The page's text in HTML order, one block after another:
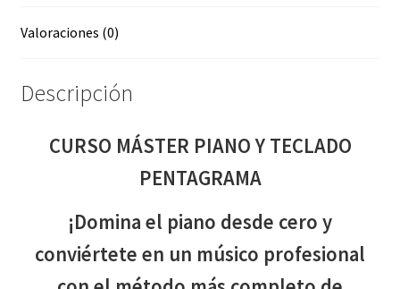
Valoraciones (0)
Descripción
CURSO MÁSTER PIANO Y TECLADO
PENTAGRAMA
¡Domina el piano desde cero y
conviértete en un músico profesional